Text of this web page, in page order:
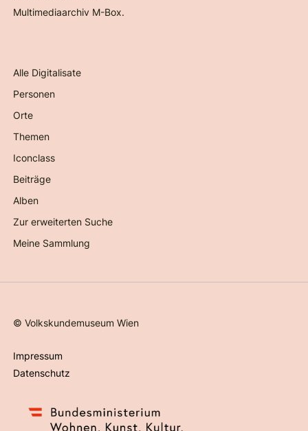
Multimediaarchiv M-Box.
Alle Digitalisate
Personen
Orte
Themen
Iconclass
Beiträge
Alben
Zur erweiterten Suche
Meine Sammlung
©Volkskundemuseum Wien
Impressum
Datenschutz